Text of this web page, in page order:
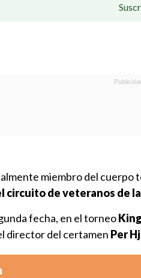
miembro del cuerpo
circuito de veteranos de
fecha, en el torneo
director del certamen Per